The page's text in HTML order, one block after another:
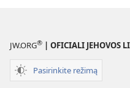
JW.ORG® | OFICIALI JEHOVOS
Pasirinkite režimą